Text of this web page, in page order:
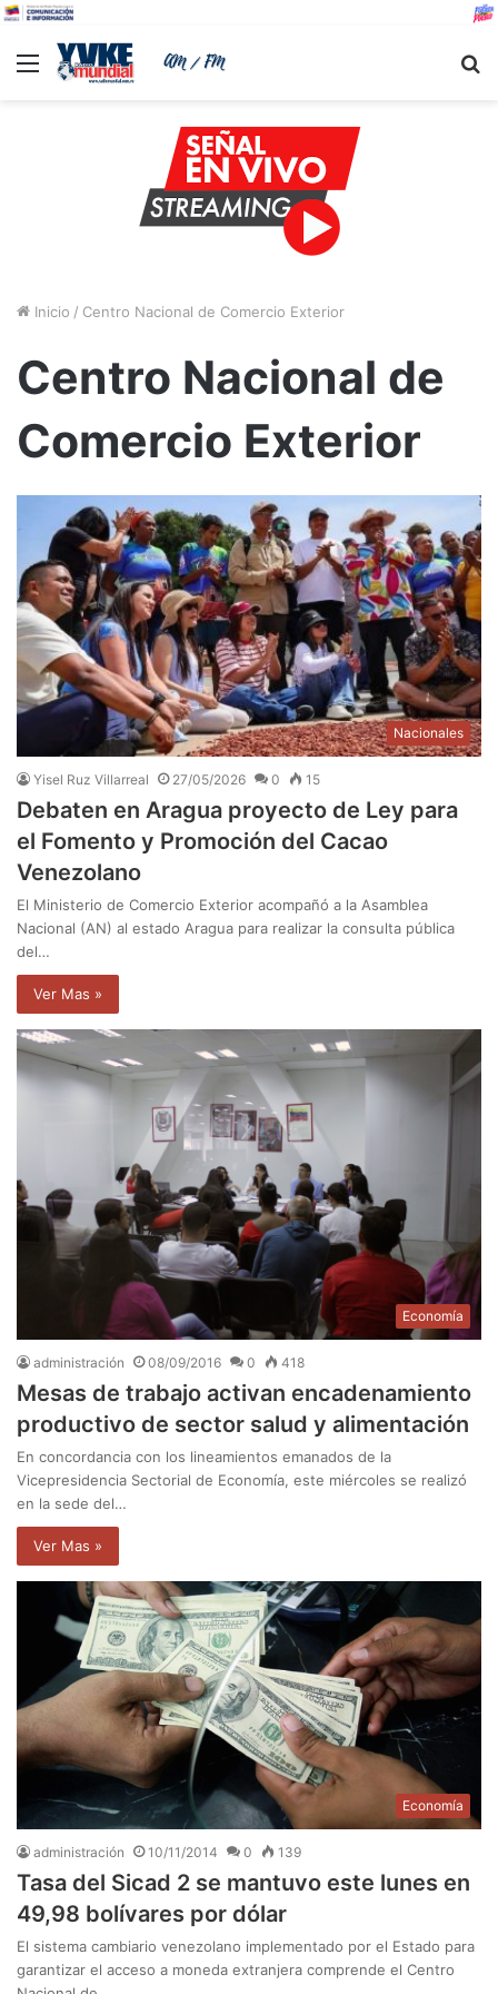
Menu
Inicio / Centro Nacional de Comercio Exterior
Centro Nacional de
Comercio Exterior
Nacionales
Yisel Ruz Villarreal 27/05/2026 0 15
Debaten en Aragua proyecto de Ley para
el Fomento y Promoción del Cacao
Venezolano
El Ministerio de Comercio Exterior acompañó a la Asamblea
Nacional (AN) al estado Aragua para realizar la consulta pública
del…
Ver Mas »
Economía
administración 08/09/2016 0 418
Mesas de trabajo activan encadenamiento
productivo de sector salud y alimentación
En concordancia con los lineamientos emanados de la
Vicepresidencia Sectorial de Economía, este miércoles se realizó
en la sede del…
Ver Mas »
Economía
administración 10/11/2014 0 139
Tasa del Sicad 2 se mantuvo este lunes en
49,98 bolívares por dólar
El sistema cambiario venezolano implementado por el Estado para
garantizar el acceso a moneda extranjera comprende el Centro